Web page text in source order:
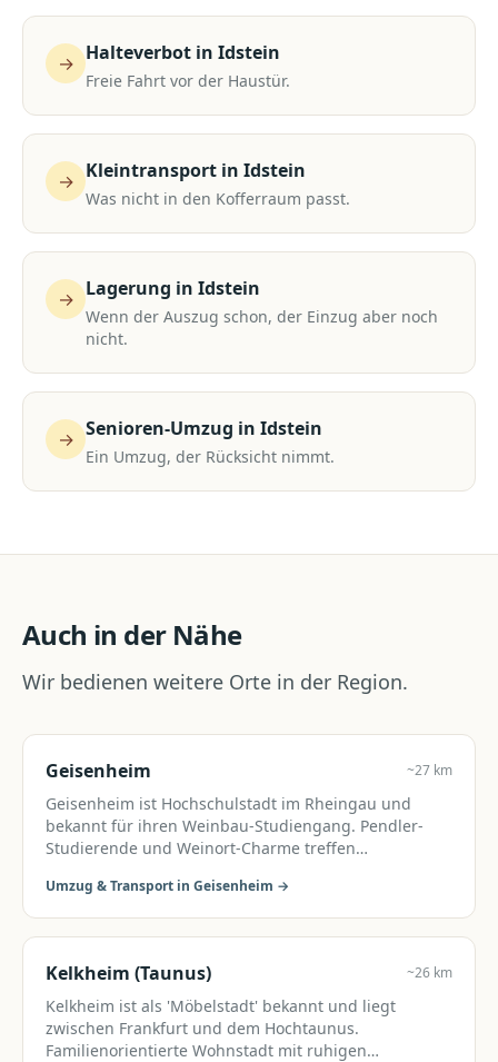
→ Halteverbot in Idstein
Freie Fahrt vor der Haustür.
→ Kleintransport in Idstein
Was nicht in den Kofferraum passt.
→ Lagerung in Idstein
Wenn der Auszug schon, der Einzug aber noch
nicht.
→ Senioren-Umzug in Idstein
Ein Umzug, der Rücksicht nimmt.
Auch in der Nähe
Wir bedienen weitere Orte in der Region.
Geisenheim ~27 km
Geisenheim ist Hochschulstadt im Rheingau und
bekannt für ihren Weinbau-Studiengang. Pendler-
Studierende und Weinort-Charme treffen
Umzug & Transport in Geisenheim →
Kelkheim (Taunus) ~26 km
Kelkheim ist als 'Möbelstadt' bekannt und liegt
zwischen Frankfurt und dem Hochtaunus.
Familienorientierte Wohnstadt mit ruhigen